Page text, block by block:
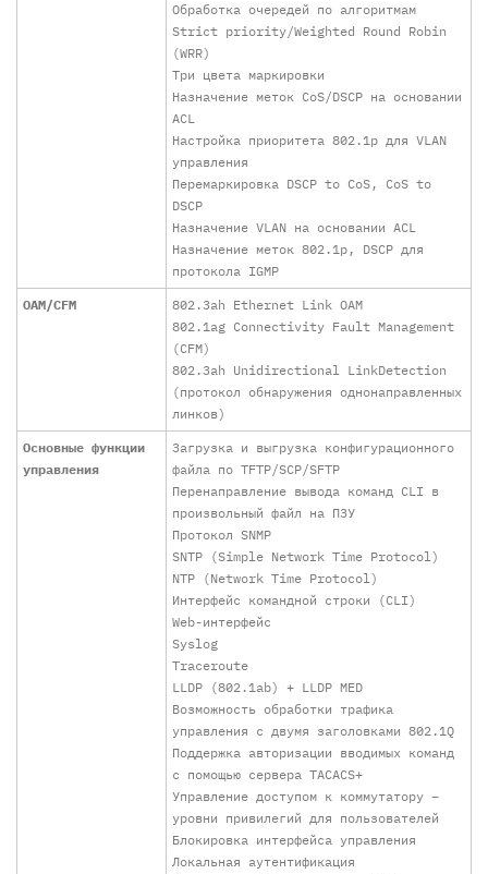
Обработка очередей по алгоритмам
Strict priority/Weighted Round Robin
(WRR)
Три цвета маркировки
Назначение меток CoS/DSCP на основании
ACL
Настройка приоритета 802.1p для VLAN
управления
Перемаркировка DSCP to CoS, CoS to
DSCP
Назначение VLAN на основании ACL
Назначение меток 802.1p, DSCP для
протокола IGMP
ОАМ/CFM
802.3ah Ethernet Link OAM
802.1ag Connectivity Fault Management
(CFM)
802.3ah Unidirectional LinkDetection
(протокол обнаружения однонаправленных
линков)
Основные функции
управления
Загрузка и выгрузка конфигурационного
файла по TFTP/SCP/SFTP
Перенаправление вывода команд CLI в
произвольный файл на ПЗУ
Протокол SNMP
SNTP (Simple Network Time Protocol)
NTP (Network Time Protocol)
Интерфейс командной строки (CLI)
Web-интерфейс
Syslog
Traceroute
LLDP (802.1ab) + LLDP MED
Возможность обработки трафика
управления с двумя заголовками 802.1Q
Поддержка авторизации вводимых команд
с помощью сервера TACACS+
Управление доступом к коммутатору –
уровни привилегий для пользователей
Блокировка интерфейса управления
Локальная аутентификация